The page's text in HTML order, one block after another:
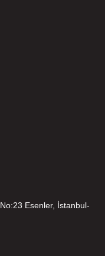
Esenler, İstanbul-